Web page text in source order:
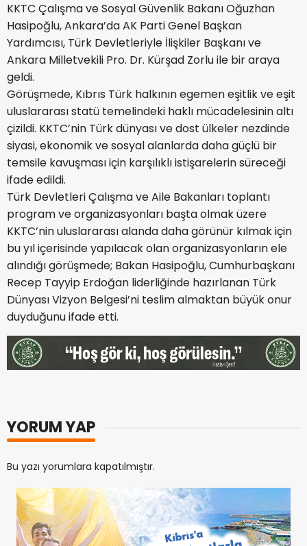
KKTC Çalışma ve Sosyal Güvenlik Bakanı Oğuzhan
Hasipoğlu, Ankara’da AK Parti Genel Başkan
Yardımcısı, Türk Devletleriyle İlişkiler Başkanı ve
Ankara Milletvekili Pro. Dr. Kürşad Zorlu ile bir araya
geldi.
Görüşmede, Kıbrıs Türk halkının egemen eşitlik ve eşit
uluslararası statü temelindeki haklı mücadelesinin altı
çizildi. KKTC’nin Türk dünyası ve dost ülkeler nezdinde
siyasi, ekonomik ve sosyal alanlarda daha güçlü bir
temsile kavuşması için karşılıklı istişarelerin süreceği
ifade edildi.
Türk Devletleri Çalışma ve Aile Bakanları toplantı
program ve organizasyonları başta olmak üzere
KKTC’nin uluslararası alanda daha görünür kılmak için
bu yıl içerisinde yapılacak olan organizasyonların ele
alındığı görüşmede; Bakan Hasipoğlu, Cumhurbaşkanı
Recep Tayyip Erdoğan liderliğinde hazırlanan Türk
Dünyası Vizyon Belgesi’ni teslim almaktan büyük onur
duyduğunu ifade etti.
YORUM YAP
Bu yazı yorumlara kapatılmıştır.